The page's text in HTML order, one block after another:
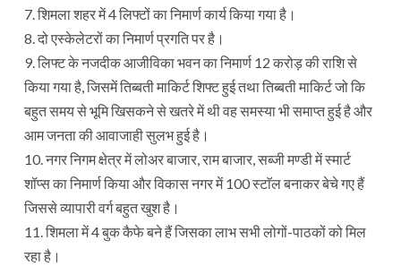
7. शिमला शहर में 4 लिफ्टों का निमार्ण कार्य किया गया है।
8. दो एस्केलेटरों का निमार्ण प्रगति पर है।
9. लिफ्ट के नजदीक आजीविका भवन का निमार्ण 12 करोड़ की राशि से
किया गया है, जिसमें तिब्बती माकिर्ट शिफ्ट हुई तथा तिब्बती माकिर्ट जो कि
बहुत समय से भूमि खिसकने से खतरे में थी वह समस्या भी समाप्त हुई है और
आम जनता की आवाजाही सुलभ हुई है।
10. नगर निगम क्षेत्र में लोअर बाजार, राम बाजार, सब्जी मण्डी में स्मार्ट
शॉप्स का निमार्ण किया और विकास नगर में 100 स्टाॅल बनाकर बेचे गए हैं
जिससे व्यापारी वर्ग बहुत खुश है।
11. शिमला में 4 बुक कैफे बने हैं जिसका लाभ सभी लोगों-पाठकों को मिल
रहा है।